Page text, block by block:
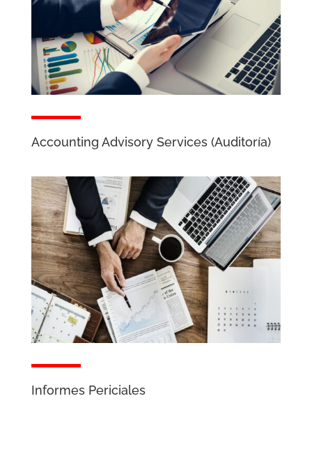
Accounting Advisory Services (Auditoría)
Informes Periciales